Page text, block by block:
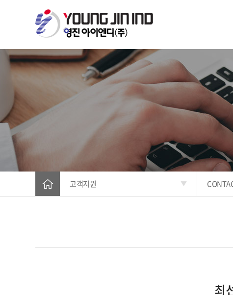
고객지원
최